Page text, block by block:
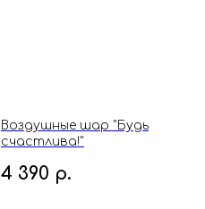
Воздушные шар "Будь
счастлива!"
4 390 р.